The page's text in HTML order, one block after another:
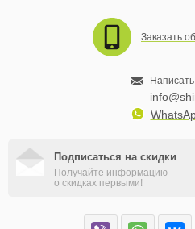
Заказать
Подписаться на скидки
Получайте информацию
о скидках первыми!